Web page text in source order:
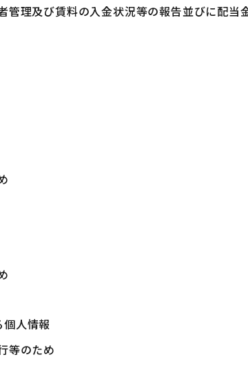
理及び賃料の入金状況等の報告並びに配
人情報
等のため